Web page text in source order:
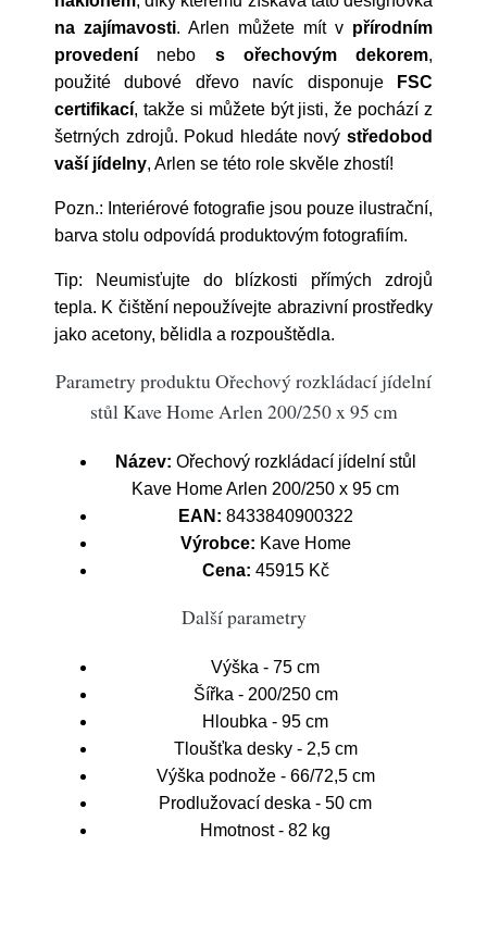
na zajímavosti. Arlen můžete mít v přírodním
provedení nebo s ořechovým dekorem,
použité dubové dřevo navíc disponuje
FSC
certifikací, takže si můžete být jisti, že pochází z
šetrných zdrojů. Pokud hledáte nový středobod
vaší jídelny, Arlen se této role skvěle zhostí!
Pozn.: Interiérové fotografie jsou pouze ilustrační,
barva stolu odpovídá produktovým fotografiím.
Tip: Neumisťujte do blízkosti přímých zdrojů
tepla. K čištění nepoužívejte abrazivní prostředky
jako acetony, bělidla a rozpouštědla.
Parametry produktu Ořechový rozkládací jídelní
stůl Kave Home Arlen 200/250 x 95 cm
Název: Ořechový rozkládací jídelní stůl
Kave Home Arlen 200/250 x 95 cm
EAN: 8433840900322
Výrobce: Kave Home
Cena: 45915 Kč
Další parametry
Výška - 75 cm
Šířka - 200/250 cm
Hloubka - 95 cm
Tloušťka desky - 2,5 cm
Výška podnože - 66/72,5 cm
Prodlužovací deska - 50 cm
Hmotnost - 82 kg